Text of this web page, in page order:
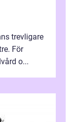
trevligare
För
o...